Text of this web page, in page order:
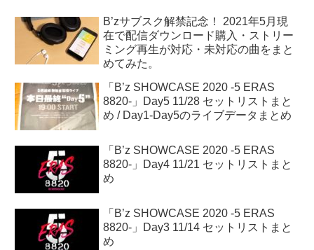
B’zサブスク解禁記念！ 2021年5月現
在で配信ダウンロード購入・ストリー
ミング再生が対応・未対応の曲をまと
めてみた。
「B’z SHOWCASE 2020 -5 ERAS
8820-」Day5 11/28 セットリストまと
め / Day1-Day5のライブデータまとめ
「B’z SHOWCASE 2020 -5 ERAS
8820-」Day4 11/21 セットリストまと
め
「B’z SHOWCASE 2020 -5 ERAS
8820-」Day3 11/14 セットリストまと
め